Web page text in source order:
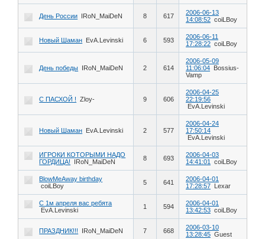
День России IRoN_MaiDeN 8 617
2006-06-13
14:08:52 coiLBoy
Новый Шаман EvA.Levinski 6 593
2006-06-11
17:28:22 coiLBoy
День победы IRoN_MaiDeN 2 614
2006-05-09
11:06:04
Bossius-
Vamp
С ПАСХОЙ ! Zloy- 9 606
2006-04-25
22:19:56
EvA.Levinski
Новый Шаман EvA.Levinski 2 577
2006-04-24
17:50:14
EvA.Levinski
ИГРОКИ КОТОРЫМИ НАДО
ГОРДИЦА!
IRoN_MaiDeN 8 693
2006-04-03
14:41:01
coiLBoy
BlowMeAway birthday
coiLBoy
5 641
2006-04-01
17:28:57
Lexar
C 1м апреля вас ребята
EvA.Levinski
1 594
2006-04-01
13:42:53 coiLBoy
ПРАЗДНИК!!! IRoN_MaiDeN 7 668
2006-03-10
13:28:45 Guest